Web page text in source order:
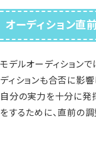
オーディション直
モデルオーディション
ディションも合否に影
自分の実力を十分に発
をするために、直前の調